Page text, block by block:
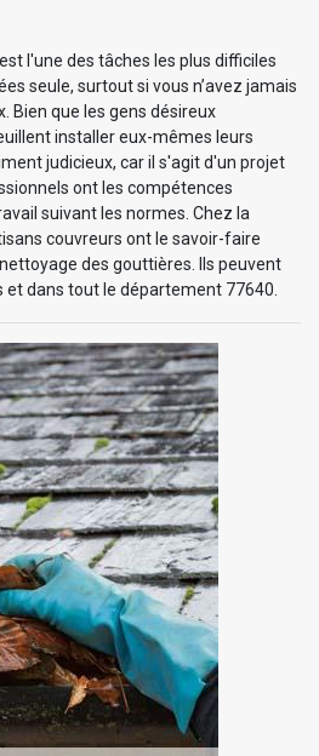
l'une des tâches les plus difficiles
seule, surtout si vous n’avez jamais
Bien que les gens désireux
installer eux-mêmes leurs
judicieux, car il s'agit d'un projet
ont les compétences
suivant les normes. Chez la
couvreurs ont le savoir-faire
des gouttières. Ils peuvent
et dans tout le département 77640.